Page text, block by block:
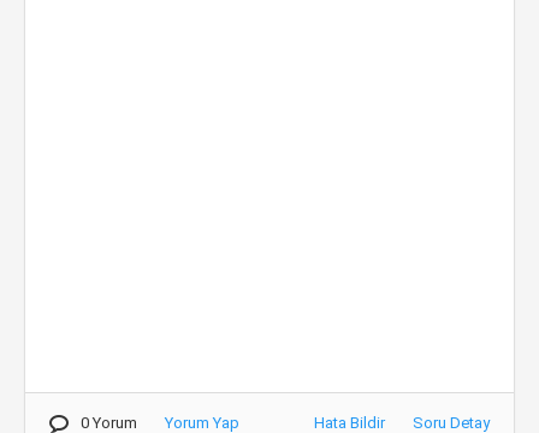
0 Yorum Yorum Yap Hata Bildir Soru Detay